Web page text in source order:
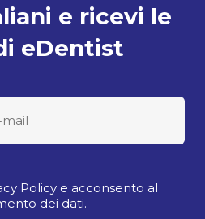
e ricevi le
eDentist
Policy e acconsento al
dei dati.